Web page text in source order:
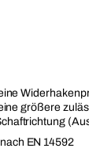
größere
EN 14592